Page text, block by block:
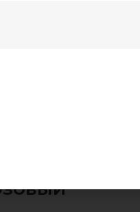
3